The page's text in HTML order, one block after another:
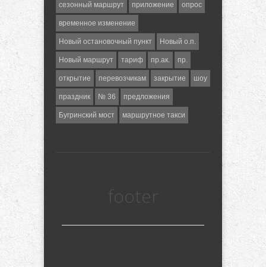
сезонный маршрут приложение опрос
временное изменение
Новый остановочный пункт Новый о.п.
Новый маршрут тариф пр.ак. пр.
открытие перевозчикам закрытие шоу
праздник № 36 предложения
Бугринский мост маршрутное такси
footer